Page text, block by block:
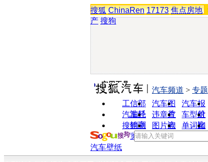
搜狐 ChinaRen 17173 焦点房地
产 搜狗
实用工具
工信部
油耗
汽车图
片
汽车报
价
汽车经
销商
违章查
询
车型对
比
搜狗浏
览器
图片欣
赏
单词翻
汽车频道 > 专题
汽车壁纸